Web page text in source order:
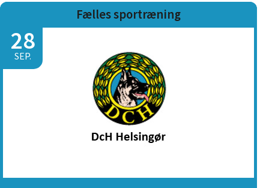
Fælles sportræning
28
SEP.